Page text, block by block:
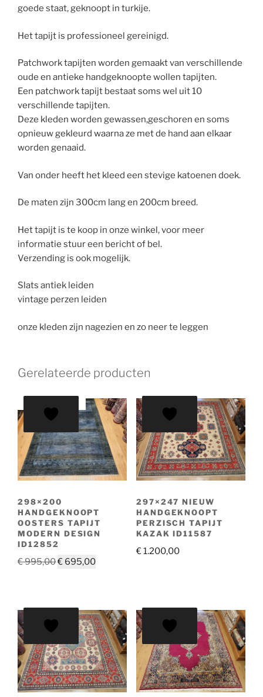
goede staat, geknoopt in turkije.
Het tapijt is professioneel gereinigd.
Patchwork tapijten worden gemaakt van verschillende
oude en antieke handgeknoopte wollen tapijten.
Een patchwork tapijt bestaat soms wel uit 10
verschillende tapijten.
Deze kleden worden gewassen,geschoren en soms
opnieuw gekleurd waarna ze met de hand aan elkaar
worden genaaid.
Van onder heeft het kleed een stevige katoenen doek.
De maten zijn 300cm lang en 200cm breed.
Het tapijt is te koop in onze winkel, voor meer
informatie stuur een bericht of bel.
Verzending is ook mogelijk.
Slats antiek leiden
vintage perzen leiden
onze kleden zijn nagezien en zo neer te leggen
Gerelateerde producten
AANBIEDING!
298×200
HANDGEKNOOPT
OOSTERS TAPIJT
MODERN DESIGN
ID12852
€995,00Oorspronkelijke
€ 695,00Huidige
297×247 NIEUW
HANDGEKNOOPT
PERZISCH TAPIJT
KAZAK ID11587
€1.200,00